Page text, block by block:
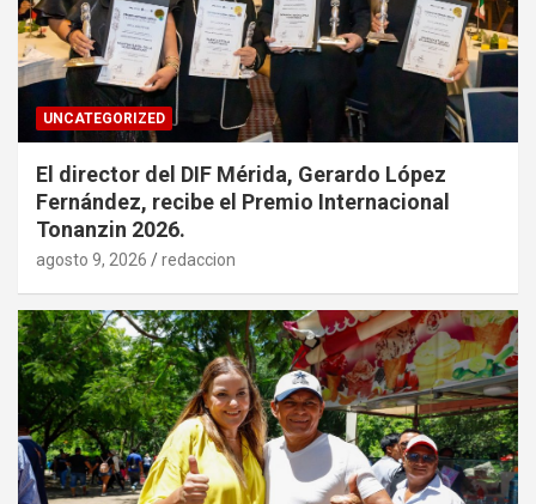
UNCATEGORIZED
El director del DIF Mérida, Gerardo López
Fernández, recibe el Premio Internacional
Tonanzin 2026.
agosto 9, 2026 redaccion